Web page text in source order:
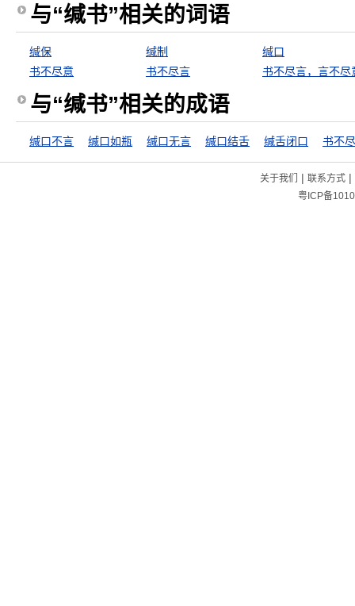
与“缄书”相关的词语
缄保 缄制
缄口
书不尽意
书不尽言 书不尽言，言不尽
与“缄书”相关的成语
缄口不言 缄口如瓶 缄口无言 缄口结舌 缄舌闭口 书不
关于我们 | 联系方式|
粤ICP备